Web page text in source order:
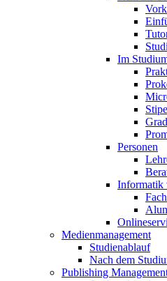
Im
Personen
Informatik
Medienmanagement
Studienablauf
Nach dem
Publishing